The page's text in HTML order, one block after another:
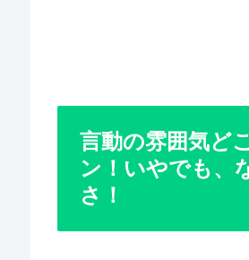
言動の雰囲気ど
ン！いやでも、
さ！